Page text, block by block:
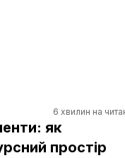
6 хвилин на
як
простір